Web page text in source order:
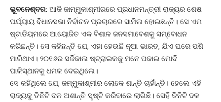
ଭୁବନେଶ୍ବର: ଆଜି ଜାମ୍ମୁକାଶ୍ମୀରରେ ପ୍ରଧାନମନ୍ତ୍ରୀ ରାଜ୍ୟର ଶେଷ
ପର୍ଯ୍ୟାୟ ବିଧାନସଭା ନିର୍ବାଚନ ପ୍ରଚାରରେ ସାମିଲ ହୋଇଛନ୍ତି। ସେ ଏମ
ଷ୍ଟାଡିୟମରେ ଆୟୋଜିତ ଏକ ବିଶାଳ ଜନସମାବେଶକୁ ସମ୍ବୋଧନ
କରିଛନ୍ତି। ସେ କହିଛନ୍ତି ଯେ, ଏହା ହେଉଛି ନୂଆ ଭାରତ, ଯିଏ ଘରେ ପଶି
ମାରିଥାଏ। ୨୦୧୬ର ସର୍ଜିକାଲ ଷ୍ଟ୍ରାଇକକୁ ମନେ ପକାଇ ମୋଦି
ପାକିସ୍ଥାନକୁ ଧମକ ଦେଇଥିଲେ।
ସେ କହିଥିଲେ ଯେ, ଜମ୍ମୁକାଶ୍ମୀର ଲୋକେ ଶାନ୍ତି ଚାହାଁନ୍ତି। ହେଲେ ଏହି
ରାଜ୍ୟକୁ ତିନିଟି ଦଳ ଅଶାନ୍ତି ସୃଷ୍ଟି କରିବାରେ ଲାଗିଛି। ସେହି ତିନିଟି ଦଳ